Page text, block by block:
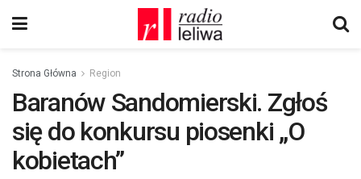
Strona Główna Region
Baranów Sandomierski. Zgłoś
się do konkursu piosenki „O
kobietach”